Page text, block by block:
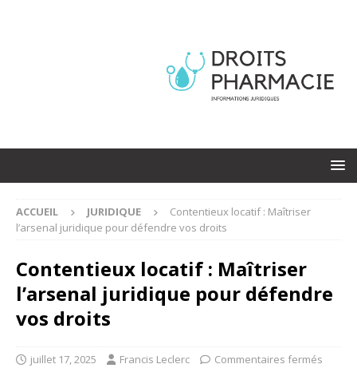
ACCUEIL JURIDIQUE
Contentieux locatif : Maîtriser
l’arsenal juridique pour défendre vos droits
Contentieux locatif : Maîtriser
l’arsenal juridique pour défendre
vos droits
juillet 17, 2025 Francis Leclerc Commentaires fermés